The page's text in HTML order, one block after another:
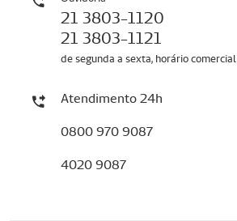
21 3803-1120
21 3803-1121
de segunda a sexta, horário comercial
Atendimento 24h
0800 970 9087
4020 9087